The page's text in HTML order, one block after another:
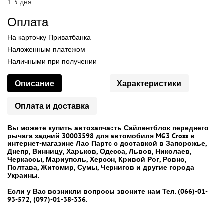
1-3 дня
Оплата
На карточку Приватбанка
Наложенным платежом
Наличными при получении
Описание Характеристики
Оплата и доставка
Вы можете купить автозапчасть Сайлентблок переднего
рычага задний 30003598 для автомобиля MG3 Cross в
интернет-магазине Лао Партс с доставкой в Запорожье,
Днепр, Винницу, Харьков, Одесса, Львов, Николаев,
Черкассы, Мариуполь, Херсон, Кривой Рог, Ровно,
Полтава, Житомир, Сумы, Чернигов и другие города
Украины.
Если у Вас возникли вопросы звоните нам Тел. (066)-01-
93-572, (097)-01-38-336.